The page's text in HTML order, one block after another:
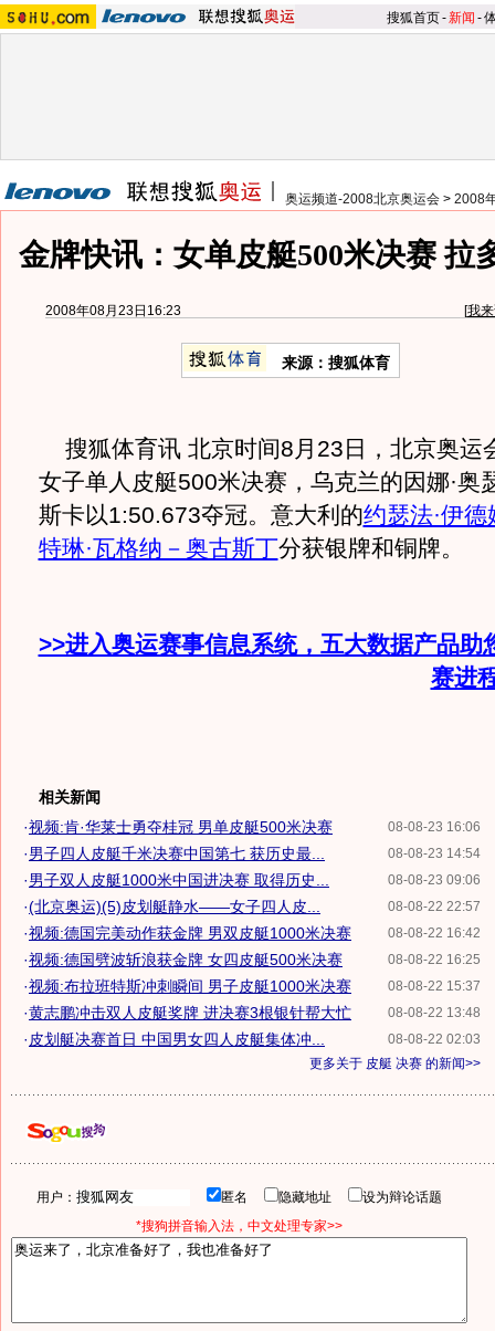
搜狐首页-新闻 -
奥运频道-2008北京奥运会 > 2008
金牌快讯：女单皮艇500米决赛 拉
2008年08月23日16:23 [我
来源：搜狐体育
搜狐体育讯 北京时间8月23日，北京奥运
女子单人皮艇500米决赛，乌克兰的因娜·奥
斯卡以1:50.673夺冠。意大利的约瑟法·伊德
特琳·瓦格纳－奥古斯丁分获银牌和铜牌。
>>进入奥运赛事信息系统，五大数据产品助
赛进
相关新闻
08-08-23 16:06
·视频:肯·华莱士勇夺桂冠 男单皮艇500米决赛
08-08-23 14:54
·男子四人皮艇千米决赛中国第七 获历史最...
08-08-23 09:06
·男子双人皮艇1000米中国进决赛 取得历史...
08-08-22 22:57
·(北京奥运)(5)皮划艇静水——女子四人皮...
08-08-22 16:42
·视频:德国完美动作获金牌 男双皮艇1000米决赛
08-08-22 16:25
·视频:德国劈波斩浪获金牌 女四皮艇500米决赛
08-08-22 15:37
·视频:布拉班特斯冲刺瞬间 男子皮艇1000米决赛
08-08-22 13:48
·黄志鹏冲击双人皮艇奖牌 进决赛3根银针帮大忙
08-08-22 02:03
· 皮划艇决赛首日 中国男女四人皮艇集体冲...
更多关于 皮艇 决赛 的新闻>>
用户： 匿名 隐藏地址
设为辩论话题
*搜狗拼音输入法，中文处理专家>>